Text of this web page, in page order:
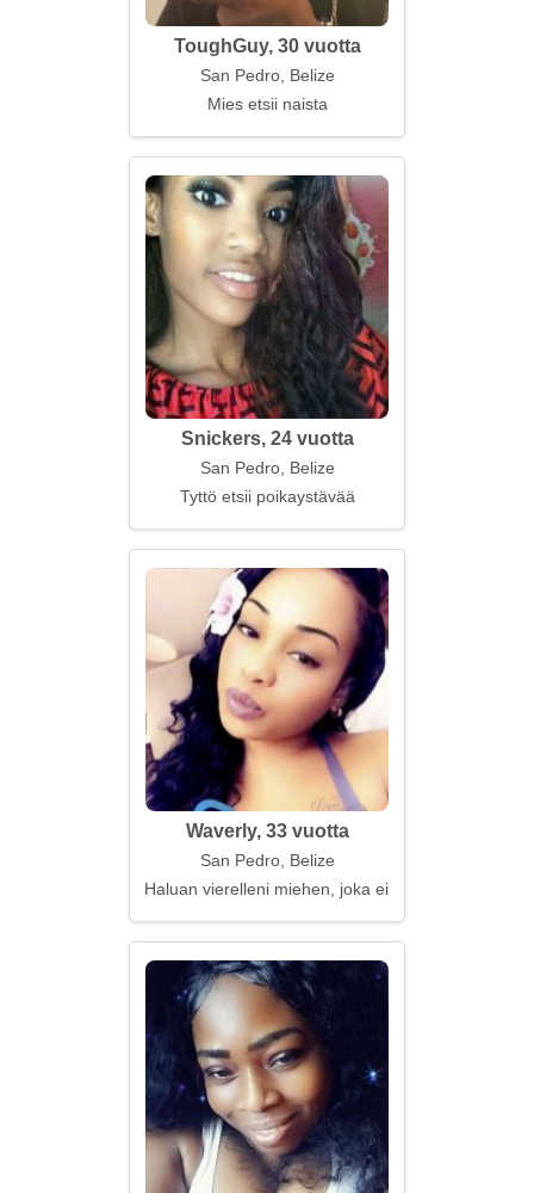
ToughGuy, 30 vuotta
San Pedro, Belize
Mies etsii naista
Snickers, 24 vuotta
San Pedro, Belize
Tyttö etsii poikaystävää
Waverly, 33 vuotta
San Pedro, Belize
Haluan vierelleni miehen, joka ei pelkää